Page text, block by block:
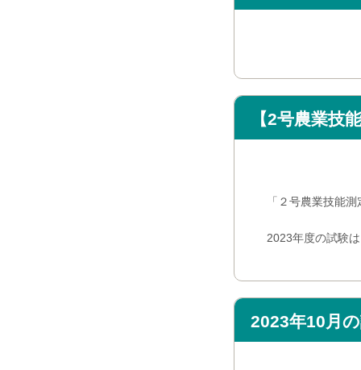
【2号農業技
「２号農業技能
2023年度の試験
2023年10月